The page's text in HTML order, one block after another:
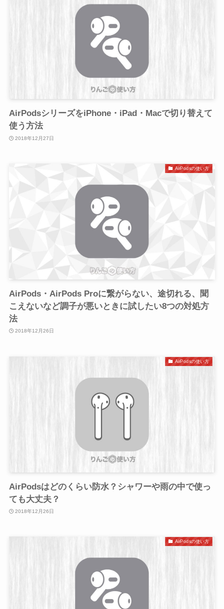
AirPodsシリーズをiPhone・iPad・Macで切り替えて
使う方法
2018年12月27日
AirPodsの使い方
AirPods・AirPods Proに繋がらない、途切れる、聞
こえないなど調子が悪いときに試したい8つの対処方
法
2018年12月26日
AirPodsの使い方
AirPodsはどのくらい防水？シャワーや雨の中で使っ
ても大丈夫？
2018年12月26日
AirPodsの使い方